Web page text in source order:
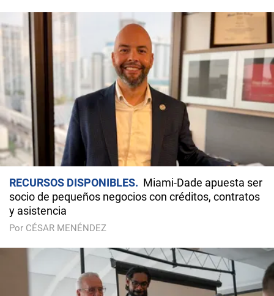
RECURSOS DISPONIBLES
Miami-Dade apuesta ser
socio de pequeños negocios con créditos, contratos
y asistencia
Por CÉSAR MENÉNDEZ